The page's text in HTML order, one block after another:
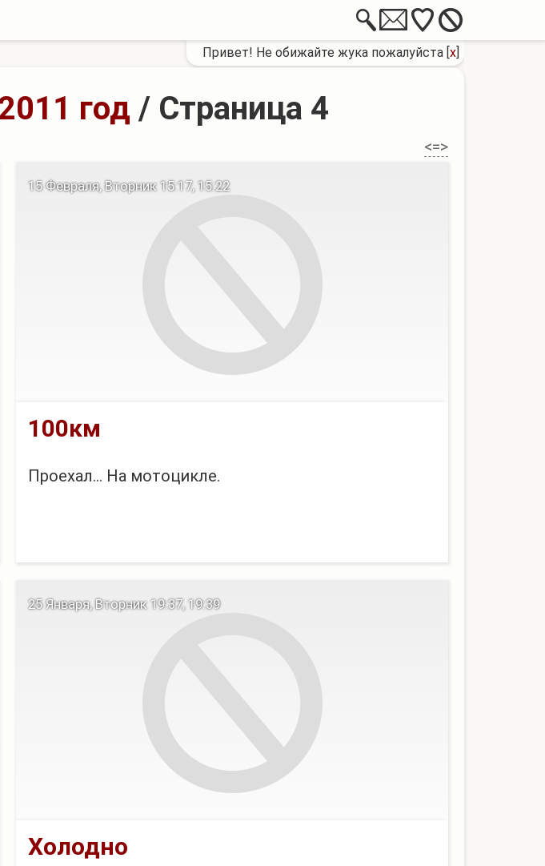
Привет! Не обижайте жука пожалуйста [x]
год / Страница 4
<=>
100км
Проехал... На мотоцикле.
15 Февраля, Вторник 15:17, 15:22
Холодно
25 Января, Вторник 19:37, 19:39